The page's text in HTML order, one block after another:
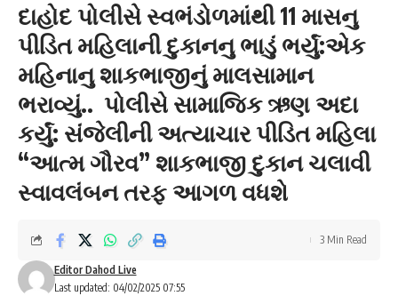
દાહોદ પોલીસે સ્વભંડોળમાંથી 11 માસનુ
પીડિત મહિલાની દુકાનનુ ભાડું ભર્યું:એક
મહિનાનુ શાકભાજીનું માલસામાન
ભરાવ્યું.. પોલીસે સામાજિક ઋણ અદા
કર્યું: સંજેલીની અત્યાચાર પીડિત મહિલા
“આત્મ ગૌરવ” શાકભાજી દુકાન ચલાવી
સ્વાવલંબન તરફ આગળ વધશે
Last updated: 04/02/2025 07:55
Editor Dahod Live
3 Min Read